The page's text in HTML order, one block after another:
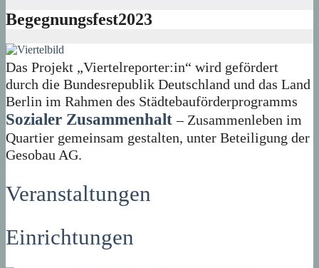
Begegnungsfest2023
Das Projekt „Viertelreporter:in“ wird gefördert
durch die Bundesrepublik Deutschland und das Land
Berlin im Rahmen des Städtebauförderprogramms
Sozialer Zusammenhalt – Zusammenleben im
Quartier gemeinsam gestalten, unter Beteiligung der
Gesobau AG.
Veranstaltungen
Einrichtungen